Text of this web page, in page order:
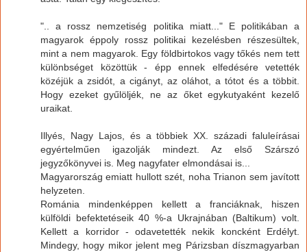
".. a rossz nemzetiség politika miatt..." E politikában a
magyarok éppoly rossz politikai kezelésben részesültek,
mint a nem magyarok. Egy földbirtokos vagy tőkés nem tett
különbséget közöttük - épp ennek elfedésére vetették
közéjük a zsidót, a cigányt, az oláhot, a tótot és a többit.
Hogy ezeket gyűlöljék, ne az őket egykutyaként kezelő
uraikat.
Illyés, Nagy Lajos, és a többiek XX. századi faluleírásai
egyértelműen igazolják mindezt. Az első Szárszó
jegyzőkönyvei is. Meg nagyfater elmondásai is...
Magyarország emiatt hullott szét, noha Trianon sem javított
helyzeten.
Románia mindenképpen kellett a franciáknak, hiszen
külföldi befektetéseik 40 %-a Ukrajnában (Baltikum) volt.
Kellett a korridor - odavetették nekik koncként Erdélyt.
Mindegy, hogy mikor jelent meg Párizsban díszmagyarban